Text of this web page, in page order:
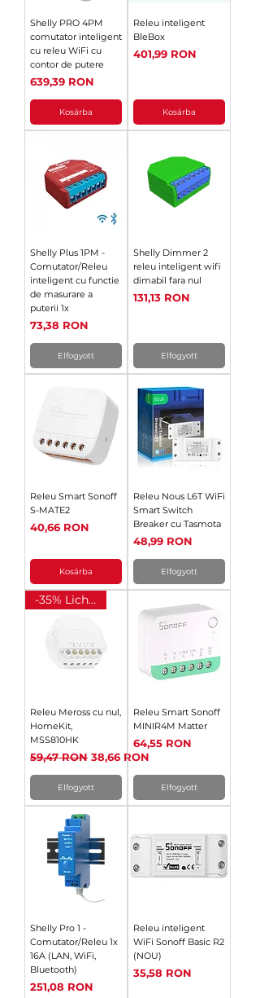
Shelly PRO 4PM
comutator inteligent
cu releu WiFi cu
contor de putere
Ár
639,39 RON
Kosárba
Releu inteligent
BleBox
Ár
401,99 RON
Kosárba
Shelly Plus 1PM -
Comutator/Releu
inteligent cu functie
de masurare a
puterii 1x
Ár
73,38 RON
Elfogyott
Shelly Dimmer 2
releu inteligent wifi
dimabil fara nul
Ár
131,13 RON
Elfogyott
Releu Smart Sonoff
S-MATE2
Ár
40,66 RON
Kosárba
Releu Nous L6T WiFi
Smart Switch
Breaker cu Tasmota
Ár
48,99 RON
Elfogyott
-35% Lichidare
Releu Meross cu nul,
HomeKit,
MSS810HK
Szokásos ár
59,47 RON Akciós ár
38,66 RON
Elfogyott
Releu Smart Sonoff
MINIR4M Matter
Ár
64,55 RON
Elfogyott
Shelly Pro 1 -
Comutator/Releu 1x
16A (LAN, WiFi,
Bluetooth)
Ár
251,08 RON
Releu inteligent
WiFi Sonoff Basic R2
(NOU)
Ár
35,58 RON